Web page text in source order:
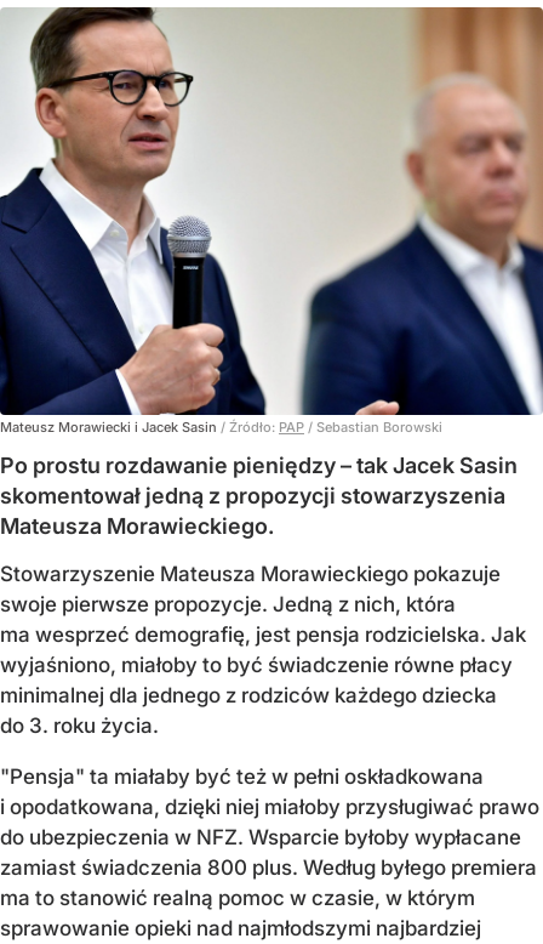
Mateusz Morawiecki i Jacek Sasin / Źródło: PAP / Sebastian Borowski
Po prostu rozdawanie pieniędzy – tak Jacek Sasin
skomentował jedną z propozycji stowarzyszenia
Mateusza Morawieckiego.
Stowarzyszenie Mateusza Morawieckiego pokazuje
swoje pierwsze propozycje. Jedną z nich, która
ma wesprzeć demografię, jest pensja rodzicielska. Jak
wyjaśniono, miałoby to być świadczenie równe płacy
minimalnej dla jednego z rodziców każdego dziecka
do 3. roku życia.
"Pensja" ta miałaby być też w pełni oskładkowana
i opodatkowana, dzięki niej miałoby przysługiwać prawo
do ubezpieczenia w NFZ. Wsparcie byłoby wypłacane
zamiast świadczenia 800 plus. Według byłego premiera
ma to stanowić realną pomoc w czasie, w którym
sprawowanie opieki nad najmłodszymi najbardziej